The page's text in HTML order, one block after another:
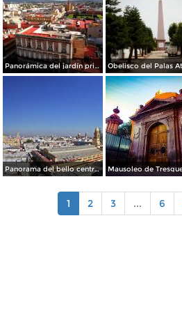
Panorámica del jardín principal
Panorama del bello centro histórico de Celaya
1 2 3 ... 6